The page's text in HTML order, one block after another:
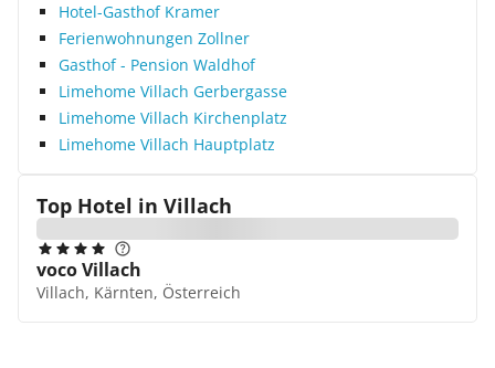
Hotel-Gasthof Kramer
Ferienwohnungen Zollner
Gasthof - Pension Waldhof
Limehome Villach Gerbergasse
Limehome Villach Kirchenplatz
Limehome Villach Hauptplatz
Top Hotel in Villach
voco Villach
Villach, Kärnten, Österreich